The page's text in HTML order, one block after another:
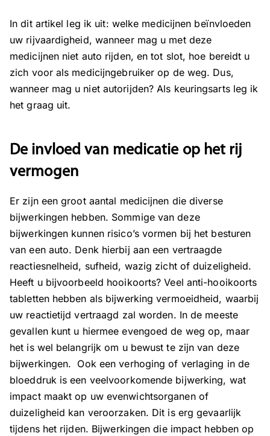
In dit artikel leg ik uit: welke medicijnen beïnvloeden
uw rijvaardigheid, wanneer mag u met deze
medicijnen niet auto rijden, en tot slot, hoe bereidt u
zich voor als medicijngebruiker op de weg. Dus,
wanneer mag u niet autorijden? Als keuringsarts leg ik
het graag uit.
De invloed van medicatie op het rij
vermogen
Er zijn een groot aantal medicijnen die diverse
bijwerkingen hebben. Sommige van deze
bijwerkingen kunnen risico’s vormen bij het besturen
van een auto. Denk hierbij aan een vertraagde
reactiesnelheid, sufheid, wazig zicht of duizeligheid.
Heeft u bijvoorbeeld hooikoorts? Veel anti-hooikoorts
tabletten hebben als bijwerking vermoeidheid, waarbij
uw reactietijd vertraagd zal worden. In de meeste
gevallen kunt u hiermee evengoed de weg op, maar
het is wel belangrijk om u bewust te zijn van deze
bijwerkingen. Ook een verhoging of verlaging in de
bloeddruk is een veelvoorkomende bijwerking, wat
impact maakt op uw evenwichtsorganen of
duizeligheid kan veroorzaken. Dit is erg gevaarlijk
tijdens het rijden. Bijwerkingen die impact hebben op